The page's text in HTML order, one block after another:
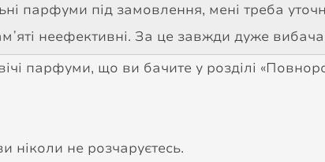
парфуми під замовлення, мені треба
неефективні. За це завжди дуже
парфуми, що ви бачите у розділі
ніколи не розчаруєтесь.